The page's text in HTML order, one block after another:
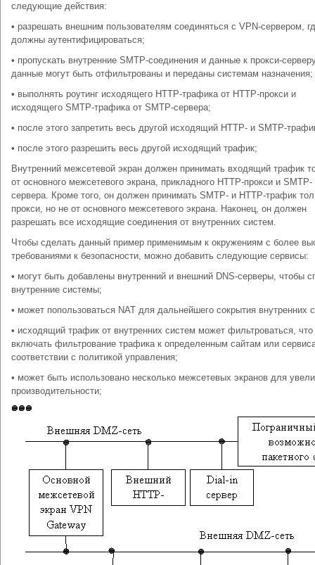
следующие действия:
• разрешать внешним пользователям соединяться с VPN-сервером,
должны аутентифицироваться;
• пропускать внутренние SMTP-соединения и данные к прокси-
данные могут быть отфильтрованы и переданы системам назначения;
• выполнять роутинг исходящего HTTP-трафика от HTTP-прокси и
исходящего SMTP-трафика от SMTP-сервера;
• после этого запретить весь другой исходящий HTTP- и SMTP-
• после этого разрешить весь другой исходящий трафик;
Внутренний межсетевой экран должен принимать входящий трафик
от основного межсетевого экрана, прикладного HTTP-прокси и SMTP-
сервера. Кроме того, он должен принимать SMTP- и HTTP-трафик
прокси, но не от основного межсетевого экрана. Наконец, он должен
разрешать все исходящие соединения от внутренних систем.
Чтобы сделать данный пример применимым к окружениям с более
требованиями к безопасности, можно добавить следующие сервисы:
• могут быть добавлены внутренний и внешний DNS-серверы, чтобы
внутренние системы;
• может попользоваться NAT для дальнейшего сокрытия внутренних
• исходящий трафик от внутренних систем может фильтроваться,
включать фильтрование трафика к определенным сайтам или
соответствии с политикой управления;
• может быть использовано несколько межсетевых экранов для
производительности;